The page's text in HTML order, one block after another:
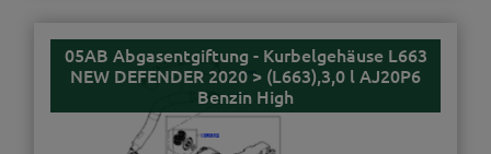
05AB Abgasentgiftung - Kurbelgehäuse L663
NEW DEFENDER 2020 > (L663),3,0 l AJ20P6
Benzin High